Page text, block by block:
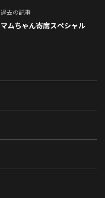
過去の記事
マムちゃん寄席スペシャル